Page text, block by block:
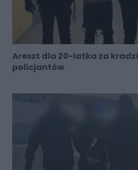
Areszt dla 20-latka za
policjantów